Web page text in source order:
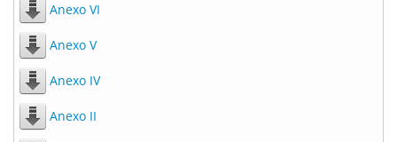
Anexo VI
Anexo V
Anexo IV
Anexo II